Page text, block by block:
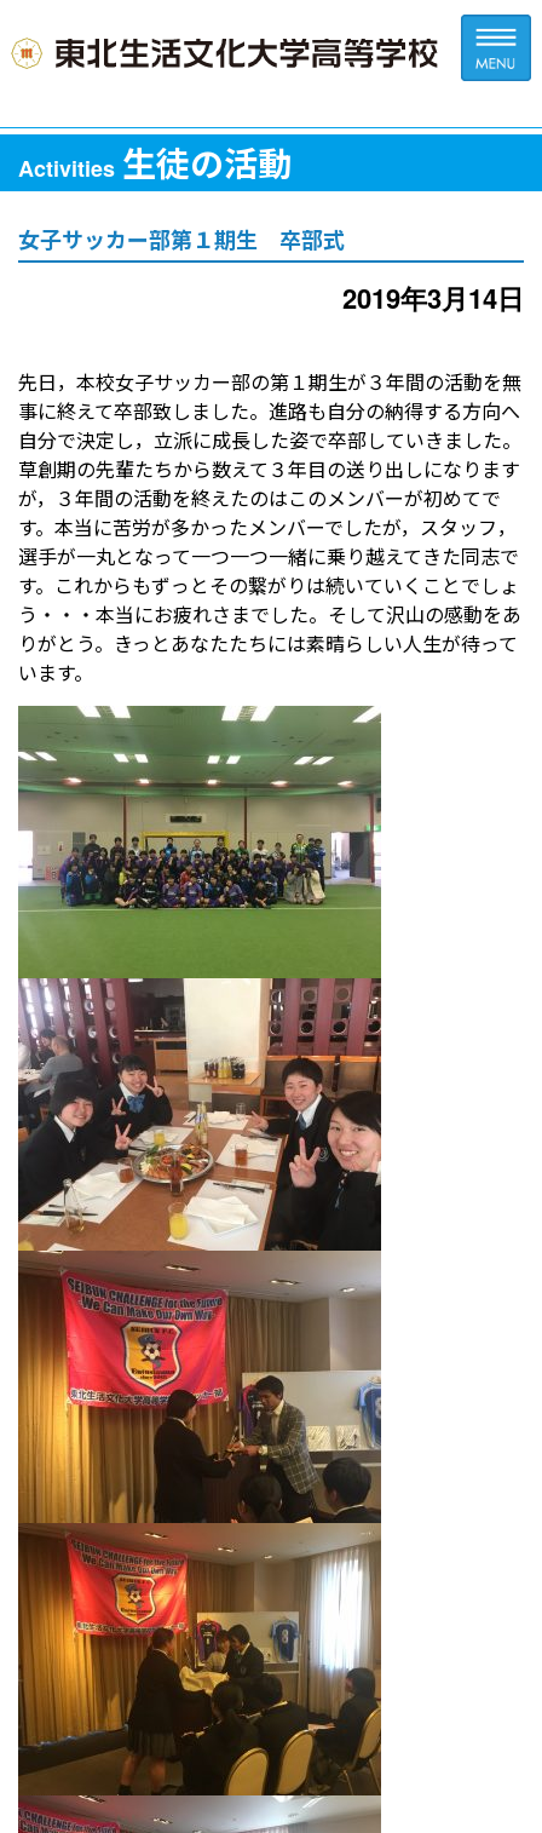
受験生の方へ 中学校の先生方へ
アクセス
教員採用情報(PDF) 各種証明書
寄付金のお願い
Activities 生徒の活動
女子サッカー部第１期生 卒部式
2019年3月14日
先日，本校女子サッカー部の第１期生が３年間の活動を無
事に終えて卒部致しました。進路も自分の納得する方向へ
自分で決定し，立派に成長した姿で卒部していきました。
草創期の先輩たちから数えて３年目の送り出しになります
が，３年間の活動を終えたのはこのメンバーが初めてで
す。本当に苦労が多かったメンバーでしたが，スタッフ，
選手が一丸となって一つ一つ一緒に乗り越えてきた同志で
す。これからもずっとその繋がりは続いていくことでしょ
う・・・本当にお疲れさまでした。そして沢山の感動をあ
りがとう。きっとあなたたちには素晴らしい人生が待って
います。